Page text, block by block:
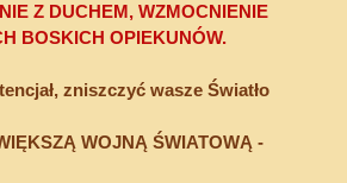
Z DUCHEM, WZMOCNIENIE
BOSKICH OPIEKUNÓW.
zniszczyć wasze Światło
WOJNĄ ŚWIATOWĄ -